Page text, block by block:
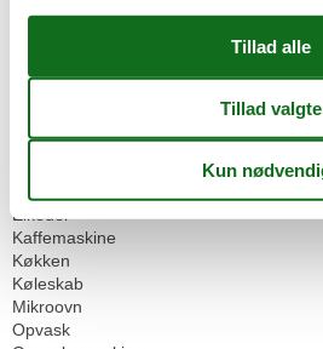
Støvsuger
TV antal
Vaskemaskine
Køkken
Elkedel
Kaffemaskine
Køkken
Køleskab
Mikroovn
Opvask